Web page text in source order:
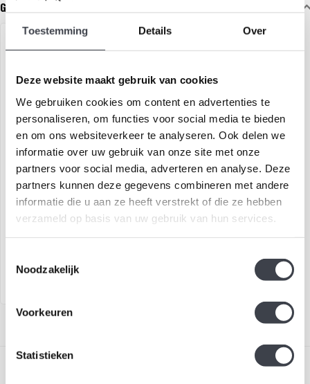
Toestemming Details Over
Deze website maakt gebruik van cookies
We gebruiken cookies om content en advertenties te
personaliseren, om functies voor social media te bieden
en om ons websiteverkeer te analyseren. Ook delen we
informatie over uw gebruik van onze site met onze
partners voor social media, adverteren en analyse. Deze
partners kunnen deze gegevens combineren met andere
informatie die u aan ze heeft verstrekt of die ze hebben
verzameld op basis van uw gebruik van hun services.
Noodzakelijk
Voorkeuren
Statistieken
Gerelateerde glaskunst
Mats Jonasson vlinder
Kleurrijke kristallen vlinder